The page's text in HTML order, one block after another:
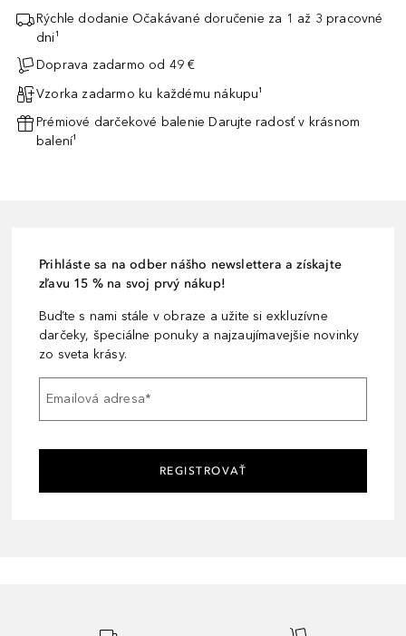
Rýchle dodanie Očakávané doručenie za 1 až 3 pracovné
dni¹
Doprava zadarmo od 49 €
Vzorka zadarmo ku každému nákupu¹
Prémiové darčekové balenie Darujte radosť v krásnom
balení¹
Prihláste sa na odber nášho newslettera a získajte
zľavu 15 % na svoj prvý nákup!
Buďte s nami stále v obraze a užite si exkluzívne
darčeky, špeciálne ponuky a najzaujímavejšie novinky
zo sveta krásy.
Emailová adresa*
REGISTROVAŤ